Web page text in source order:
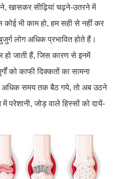
खासकर सीढ़ियां चढ़ने-उतरने में
भी काम हो, हम सही से नहीं कर
लोग अधिक प्रभावित होते हैं।
हो जाती हैं, जिस कारण से इनमें
को काफी दिक्कतों का सामना
अधिक समय तक बैठ गये, तो अब उठने
परेशानी, जोड़ वाले हिस्सों को दायें-